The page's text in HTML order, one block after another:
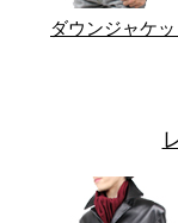
ダウンジャケッ